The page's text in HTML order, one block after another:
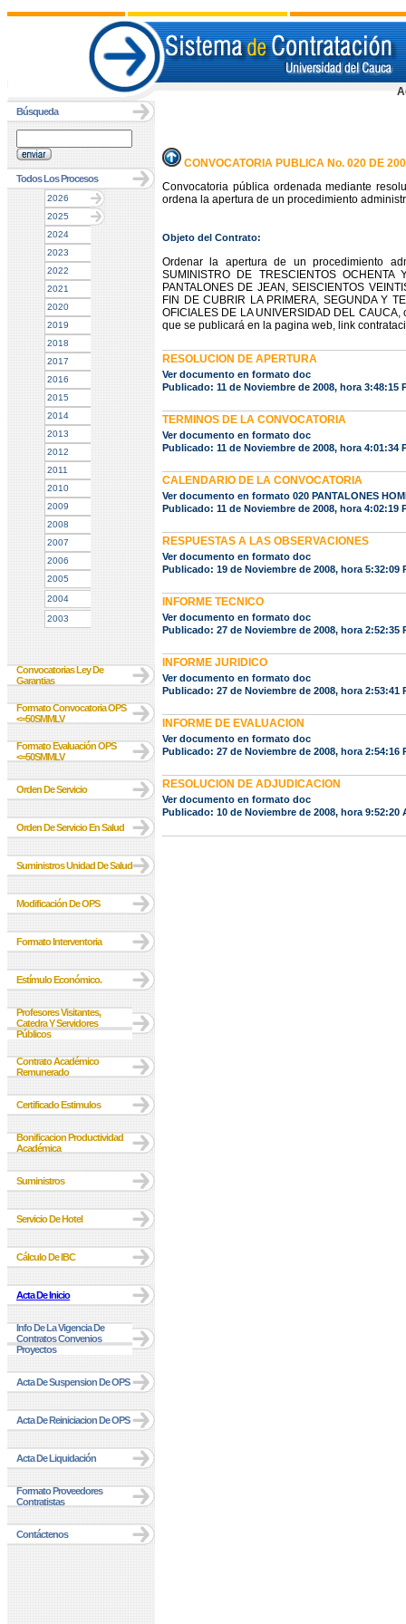
Búsqueda
Todos Los Procesos
2026
2025
2024
2023
2022
2021
2020
2019
2018
2017
2016
2015
2014
2013
2012
2011
2010
2009
2008
2007
2006
2005
2004
2003
Convocatorias Ley De
Garantias
Formato Convocatoria OPS
<=50SMMLV
Formato Evaluación OPS
<=50SMMLV
Orden De Servicio
Orden De Servicio En Salud
Suministros Unidad De Salud
Modificación De OPS
Formato Interventoria
Estímulo Económico.
Profesores Visitantes,
Catedra Y Servidores
Públicos
Contrato Académico
Remunerado
Certificado Estimulos
Bonificacion Productividad
Académica
Suministros
Servicio De Hotel
Cálculo De IBC
Acta De Inicio
Info De La Vigencia De
Contratos Convenios
Proyectos
Acta De Suspension De OPS
Acta De Reiniciacion De OPS
Acta De Liquidación
Formato Proveedores
Contratistas
Contáctenos
CONVOCATORIA PUBLICA No. 020 DE
Convocatoria pública ordenada mediante
ordena la apertura de un procedimiento
Objeto del Contrato:
Ordenar la apertura de un procedimiento
SUMINISTRO DE TRESCIENTOS
PANTALONES DE JEAN, SEISCIENTOS
FIN DE CUBRIR LA PRIMERA, SEGUNDA Y
OFICIALES DE LA UNIVERSIDAD DEL
que se publicará en la pagina web, link
RESOLUCION DE APERTURA
Ver documento en formato doc
Publicado: 11 de Noviembre de 2008, hora 3:48:15
TERMINOS DE LA CONVOCATORIA
Ver documento en formato doc
Publicado: 11 de Noviembre de 2008, hora 4:01:34
CALENDARIO DE LA CONVOCATORIA
Ver documento en formato 020 PANTALONES
Publicado: 11 de Noviembre de 2008, hora 4:02:19
RESPUESTAS A LAS OBSERVACIONES
Ver documento en formato doc
Publicado: 19 de Noviembre de 2008, hora 5:32:09
INFORME TECNICO
Ver documento en formato doc
Publicado: 27 de Noviembre de 2008, hora 2:52:35
INFORME JURIDICO
Ver documento en formato doc
Publicado: 27 de Noviembre de 2008, hora 2:53:41
INFORME DE EVALUACION
Ver documento en formato doc
Publicado: 27 de Noviembre de 2008, hora 2:54:16
RESOLUCION DE ADJUDICACION
Ver documento en formato doc
Publicado: 10 de Noviembre de 2008, hora 9:52:20